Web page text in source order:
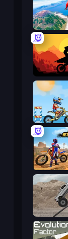
Riders
Sunset
Moto X3M
Hard